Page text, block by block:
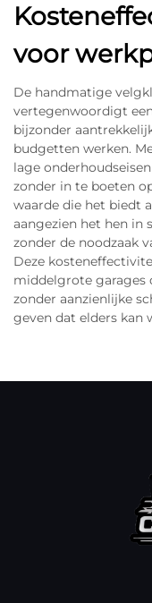
voor
De handmatige
vertegenwoordigt
bijzonder
budgetten werken.
lage
zonder in te boeten
waarde die het biedt
aangezien het hen in
zonder de noodzaak
Deze
middelgrote garages
zonder aanzienlijke
geven dat elders kan